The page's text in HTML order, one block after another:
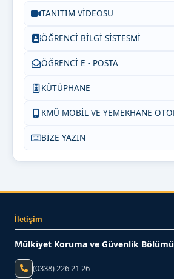
TANITIM VİDEOSU
ÖĞRENCİ BİLGİ SİSTESMİ
ÖĞRENCİ E - POSTA
KÜTÜPHANE
KMÜ MOBİL VE YEMEKHANE
BİZE YAZIN
İletişim
Mülkiyet Koruma ve Güvenlik
(0338) 226 21 26